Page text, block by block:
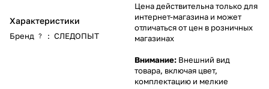
Характеристики
Бренд ? : СЛЕДОПЫТ
Цена действительна только для
интернет-магазина и может
отличаться от цен в розничных
магазинах
Внимание: Внешний вид
товара, включая цвет,
комплектацию и мелкие